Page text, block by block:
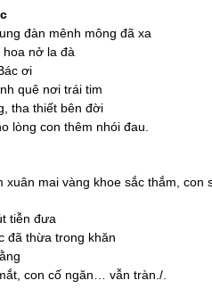
đàn mênh mông đã xa
hoa nở la đà
ơi
quê nơi trái tim
tha thiết bên đời
lòng con thêm nhói đau.
xuân mai vàng khoe sắc thắm, con
tiễn đưa
đã thừa trong khăn
con cố ngăn… vẫn tràn./.